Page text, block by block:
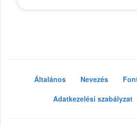
Általános Nevezés
Adatkezelési szabályzat